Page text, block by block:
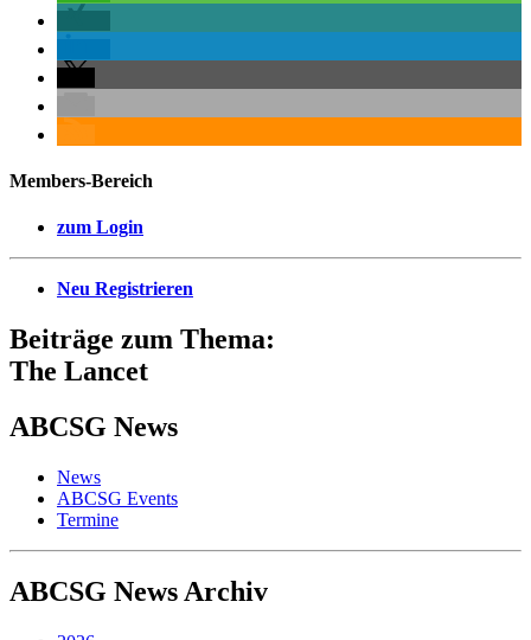
Members-Bereich
zum Login
Neu Registrieren
Beiträge zum Thema:
The Lancet
ABCSG News
News
ABCSG Events
Termine
ABCSG News Archiv